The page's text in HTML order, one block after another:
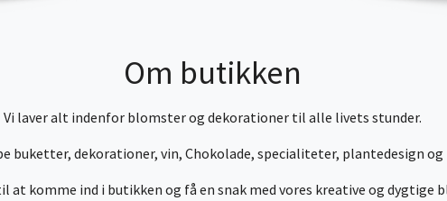
Om butikken
Vi laver alt indenfor blomster og dekorationer til alle livets stunder.
buketter, dekorationer, vin, Chokolade, specialiteter, plantedesign
at komme ind i butikken og få en snak med vores kreative og dygtige